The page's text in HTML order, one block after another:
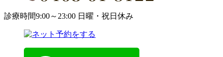
診療時間9:00～23:00 日曜・祝日休み